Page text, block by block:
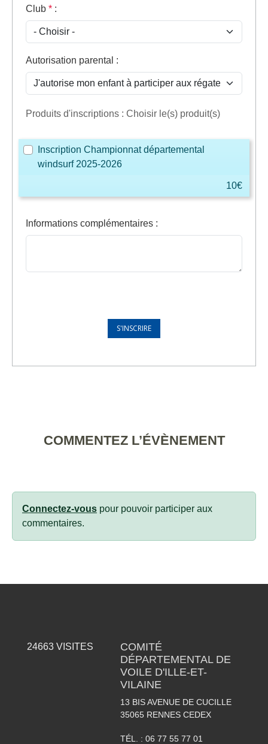
Club * :
Autorisation parental :
Produits d'inscriptions : Choisir le(s) produit(s)
Inscription Championnat départemental
windsurf 2025-2026
10€
Informations complémentaires :
COMMENTEZ L’ÉVÈNEMENT
Connectez-vous pour pouvoir participer aux
commentaires.
24663VISITES
COMITÉ
DÉPARTEMENTAL DE
VOILE D'ILLE-ET-
VILAINE
13 BIS AVENUE DE CUCILLE
35065 RENNES CEDEX
TÉL. : 06 77 55 77 01